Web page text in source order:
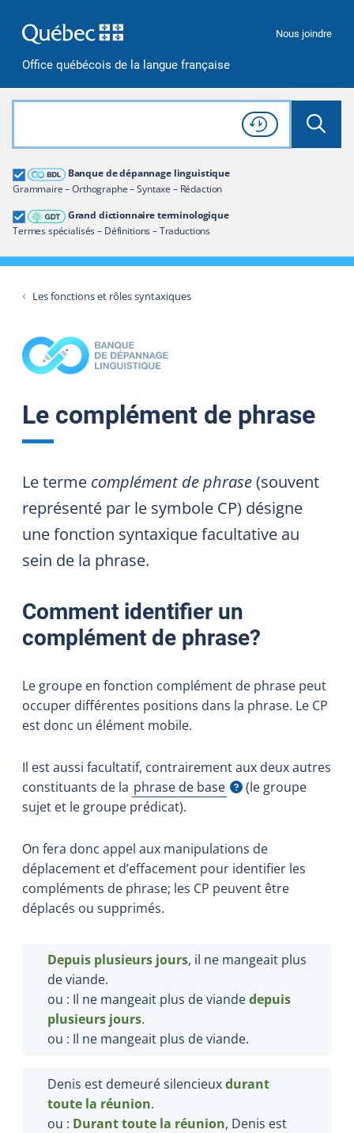
Office québécois de la langue française
Nous joindre
Rechercher dans tout le site
Lancer
Consulter l'
Historique
de recherche
Banque de dépannage linguistique
Grammaire – Orthographe – Syntaxe – Rédaction
Grand dictionnaire terminologique
Termes spécialisés – Définitions – Traductions
Grand dictionnaire terminologique
Restreindre aux termes
Les fonctions et rôles syntaxiques
Le complément de phrase
Le terme complément de phrase(souvent
représenté par le symbole CP) désigne
une fonction syntaxique facultative au
sein de la phrase.
Comment identifier un
complément de phrase?
Le groupe en fonction complément de phrase peut
occuper différentes positions dans la phrase. Le CP
est donc un élément mobile.
Il est aussi facultatif, contrairement aux deux autres
constituants de la phrase de base
Afficher l'infobulle(le groupe
sujet et le groupe prédicat).
On fera donc appel aux manipulations de
déplacement et d’effacement pour identifier les
compléments de phrase; les CP peuvent être
déplacés ou supprimés.
Depuis plusieurs jours, il ne mangeait plus
de viande.
ou : Il ne mangeait plus de viandedepuis
plusieurs jours.
ou : Il ne mangeait plus de viande.
Denis est demeuré silencieuxdurant
toute la réunion.
ou : Durant toute la réunion, Denis est